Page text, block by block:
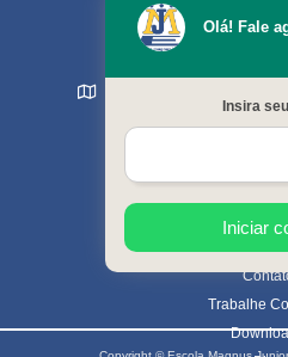
(15)
Sorocaba - SP -
Cursos
Trabalhe
Olá! Fale
Insira
Iniciar